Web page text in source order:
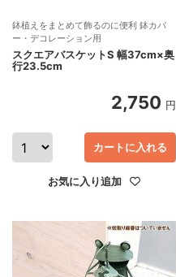
鉢植えをまとめて飾るのに便利 鉢カバ
ー・デコレーション用
スクエアバスケットS 幅37cm×奥
行23.5cm
2,750 円
カートに入れる
お気に入り追加